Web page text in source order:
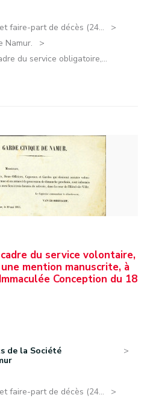
faire-part de décès (24...
Namur.
du service obligatoire,...
du service volontaire,
mention manuscrite, à
Conception du 18
de la Société
faire-part de décès (24...